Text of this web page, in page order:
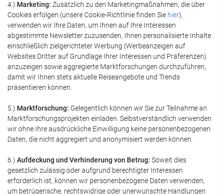
4.) Marketing: Zusätzlich zu den Marketingmaßnahmen, die über
Cookies erfolgen (unsere Cookie-Richtlinie finden Sie hier),
verwenden wir Ihre Daten, um Ihnen auf Ihre Interessen
abgestimmte Newsletter zuzusenden, Ihnen personalisierte Inhalte
einschließlich zielgerichteter Werbung (Werbeanzeigen auf
Websites Dritter auf Grundlage Ihrer Interessen und Präferenzen)
anzuzeigen sowie aggregierte Marktforschungen durchzuführen,
damit wir Ihnen stets aktuelle Reiseangebote und Trends
präsentieren können.
5.) Marktforschung: Gelegentlich können wir Sie zur Teilnahme an
Marktforschungsprojekten einladen. Selbstverständlich verwenden
wir ohne Ihre ausdrückliche Einwilligung keine personenbezogenen
Daten, die nicht aggregiert und anonymisiert werden können.
6.) Aufdeckung und Verhinderung von Betrug: Soweit dies
gesetzlich zulässig oder aufgrund berechtigter Interessen
erforderlich ist, können wir personenbezogene Daten verwenden,
um betrügerische, rechtswidrige oder unerwünschte Handlungen